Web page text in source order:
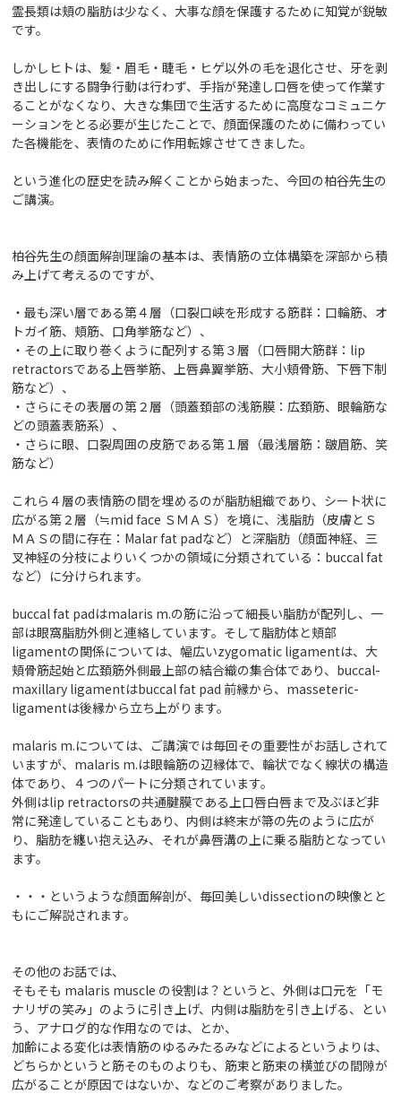
霊長類は頬の脂肪は少なく、大事な顔を保護するために知覚が鋭敏
です。
しかしヒトは、髪・眉毛・睫毛・ヒゲ以外の毛を退化させ、牙を剥
き出しにする闘争行動は行わず、手指が発達し口唇を使って作業す
ることがなくなり、大きな集団で生活するために高度なコミュニケ
ーションをとる必要が生じたことで、顔面保護のために備わってい
た各機能を、表情のために作用転嫁させてきました。
という進化の歴史を読み解くことから始まった、今回の柏谷先生の
ご講演。
柏谷先生の顔面解剖理論の基本は、表情筋の立体構築を深部から積
み上げて考えるのですが、
・最も深い層である第４層（口裂口峡を形成する筋群：口輪筋、オ
トガイ筋、頬筋、口角挙筋など）、
・その上に取り巻くように配列する第３層（口唇開大筋群：lip
retractorsである上唇挙筋、上唇鼻翼挙筋、大小頬骨筋、下唇下制
筋など）、
・さらにその表層の第２層（頭蓋頚部の浅筋膜：広頚筋、眼輪筋な
どの頭蓋表筋系）、
・さらに眼、口裂周囲の皮筋である第１層（最浅層筋：皺眉筋、笑
筋など）
これら４層の表情筋の間を埋めるのが脂肪組織であり、シート状に
広がる第２層（≒mid face ＳＭＡＳ）を境に、浅脂肪（皮膚とＳ
ＭＡＳの間に存在：Malar fat padなど）と深脂肪（顔面神経、三
叉神経の分枝によりいくつかの領域に分類されている：buccal fat
など）に分けられます。
buccal fat padはmalaris m.の筋に沿って細長い脂肪が配列し、一
部は眼窩脂肪外側と連絡しています。そして脂肪体と頬部
ligamentの関係については、幅広いzygomatic ligamentは、大
頬骨筋起始と広頚筋外側最上部の結合織の集合体であり、buccal-
maxillary ligamentはbuccal fat pad 前縁から、masseteric-
ligamentは後縁から立ち上がります。
malaris m.については、ご講演では毎回その重要性がお話しされて
いますが、malaris m.は眼輪筋の辺縁体で、輪状でなく線状の構造
体であり、４つのパートに分類されています。
外側はlip retractorsの共通腱膜である上口唇白唇まで及ぶほど非
常に発達していることもあり、内側は終末が箒の先のように広が
り、脂肪を纏い抱え込み、それが鼻唇溝の上に乗る脂肪となってい
ます。
・・・というような顔面解剖が、毎回美しいdissectionの映像とと
もにご解説されます。
その他のお話では、
そもそも malaris muscle の役割は？というと、外側は口元を「モ
ナリザの笑み」のように引き上げ、内側は脂肪を引き上げる、とい
う、アナログ的な作用なのでは、とか、
加齢による変化は表情筋のゆるみたるみなどによるというよりは、
どちらかというと筋そのものよりも、筋束と筋束の横並びの間隙が
広がることが原因ではないか、などのご考察がありました。